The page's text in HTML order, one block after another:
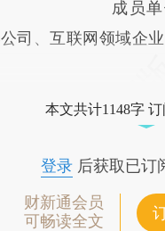
成员
司、互联网领域企
本文共计1148字
登录后获取已订
财新通会员
可畅读全文